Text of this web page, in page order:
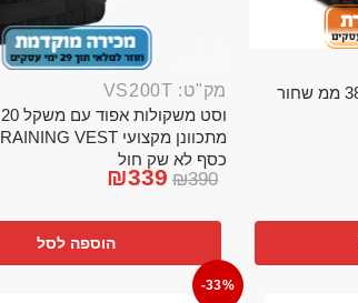
חבל ניעור קרוספיט 9 מטר 38 ממ שחור
מק"ט: VS200T
כסף לא שק חול
₪390
₪339
הוספה לסל
-33%